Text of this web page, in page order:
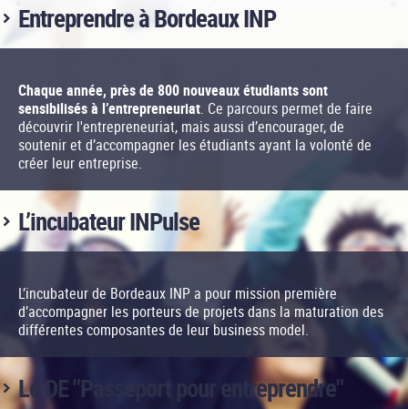
Entreprendre à Bordeaux INP
Chaque année, près de 800 nouveaux étudiants sont
sensibilisés à l’entrepreneuriat. Ce parcours permet de faire
découvrir l'entrepreneuriat, mais aussi d’encourager, de
soutenir et d’accompagner les étudiants ayant la volonté de
créer leur entreprise.
L’incubateur INPulse
L’incubateur de Bordeaux INP a pour mission première
d’accompagner les porteurs de projets dans la maturation des
différentes composantes de leur business model.
Le DE "Passeport pour entreprendre"